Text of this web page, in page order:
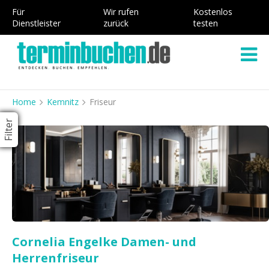
Für
Dienstleister
Wir rufen
zurück
Kostenlos
testen
Home Kemnitz Friseur
Filter
Cornelia Engelke Damen- und
Herrenfriseur